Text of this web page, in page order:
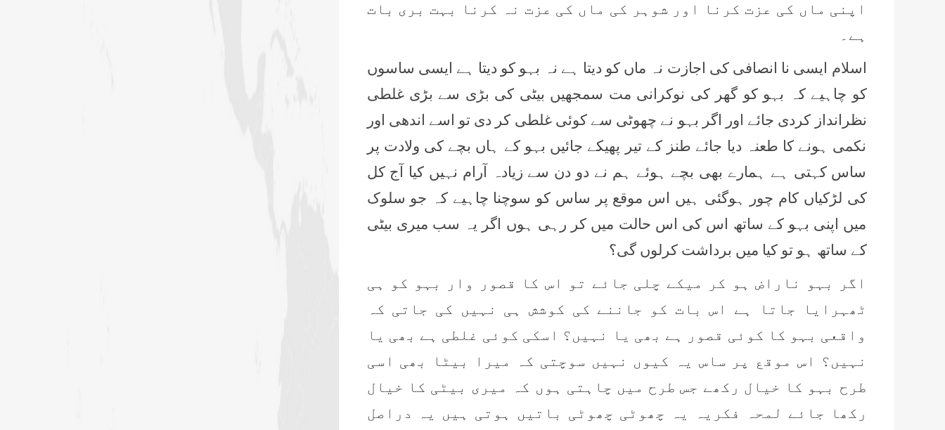
اپنی ماں کی عزت کرنا اور شوہر کی ماں کی عزت نہ کرنا بہت بری بات
ہے۔
اسلام ایسی نا انصافی کی اجازت نہ ماں کو دیتا ہے نہ بہو کو دیتا ہے ایسی ساسوں
کو چاہیے کہ بہو کو گھر کی نوکرانی مت سمجھیں بیٹی کی بڑی سے بڑی غلطی
نظرانداز کردی جائے اور اگر بہو نے چھوٹی سے کوئی غلطی کر دی تو اسے اندھی اور
نکمی ہونے کا طعنہ دیا جائے طنز کے تیر پھیکے جائیں بہو کے ہاں بچے کی ولادت پر
ساس کہتی ہے ہمارے بھی بچے ہوئے ہم نے دو دن سے زیادہ آرام نہیں کیا آج کل
کی لڑکیاں کام چور ہوگئی ہیں اس موقع پر ساس کو سوچنا چاہیے کہ جو سلوک
میں اپنی بہو کے ساتھ اس کی اس حالت میں کر رہی ہوں اگر یہ سب میری بیٹی
کے ساتھ ہو تو کیا میں برداشت کرلوں گی؟
اگر بہو ناراض ہو کر میکے چلی جائے تو اس کا قصور وار بہو کو ہی
ٹھہرایا جاتا ہے اس بات کو جاننے کی کوشش ہی نہیں کی جاتی کہ
واقعی بہو کا کوئی قصور ہے بھی یا نہیں؟ اسکی کوئی غلطی ہے بھی یا
نہیں؟ اس موقع پر ساس یہ کیوں نہیں سوچتی کہ میرا بیٹا بھی اسی
طرح بہو کا خیال رکھے جس طرح میں چاہتی ہوں کہ میری بیٹی کا خیال
رکھا جائے لمحہ فکریہ یہ چھوٹی چھوٹی باتیں ہوتی ہیں یہ دراصل